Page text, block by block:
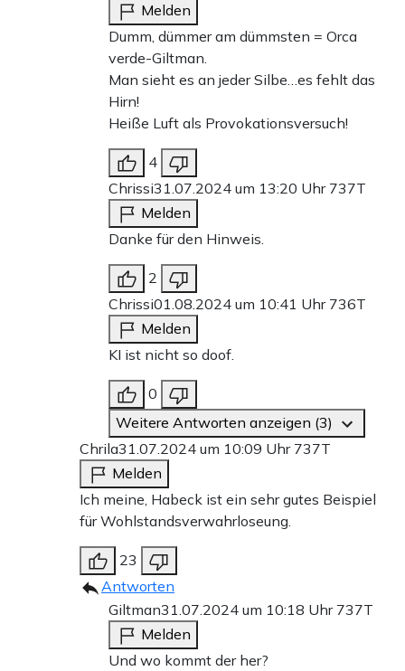
Melden
Dumm, dümmer am dümmsten = Orca
verde-Giltman.
Man sieht es an jeder Silbe…es fehlt das
Hirn!
Heiße Luft als Provokationsversuch!
4
Chrissi31.07.2024 um 13:20 Uhr 737T
Melden
Danke für den Hinweis.
2
Chrissi01.08.2024 um 10:41 Uhr 736T
Melden
KI ist nicht so doof.
0
Weitere Antworten anzeigen (3)
Chrila31.07.2024 um 10:09 Uhr 737T
Melden
Ich meine, Habeck ist ein sehr gutes Beispiel
für Wohlstandsverwahrloseung.
23
Antworten
Giltman31.07.2024 um 10:18 Uhr 737T
Melden
Und wo kommt der her?